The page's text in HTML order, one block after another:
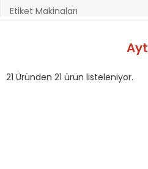
Etiket Makinaları
Hobi ve Sanatsal Malzemeler
Ayt
21 Üründen 21 ürün listeleniyor.